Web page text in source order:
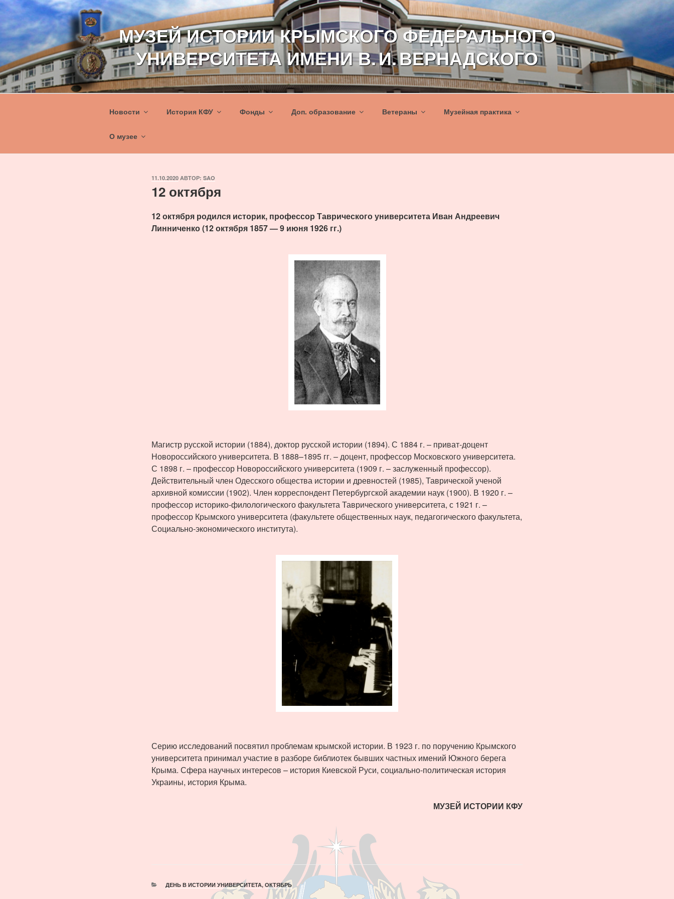
Перейти
содержимому
МУЗЕЙ ИСТОРИИ КРЫМСКОГО ФЕДЕРАЛЬНОГО
УНИВЕРСИТЕТА ИМЕНИ В. И. ВЕРНАДСКОГО
Новости История КФУ Фонды Доп. образование Ветераны Музейная практика
О музее
ОПУБЛИКОВАНО
11.10.2020 АВТОР: SAO
12 октября
12 октября родился историк, профессор Таврического университета Иван Андреевич
Линниченко (12 октября 1857 — 9 июня 1926 гг.)
Магистр русской истории (1884), доктор русской истории (1894). С 1884 г. – приват-доцент
Новороссийского университета. В 1888–1895 гг. – доцент, профессор Московского университета.
С 1898 г. – профессор Новороссийского университета (1909 г. – заслуженный профессор).
Действительный член Одесского общества истории и древностей (1985), Таврической ученой
архивной комиссии (1902). Член корреспондент Петербургской академии наук (1900). В 1920 г. –
профессор историко-филологического факультета Таврического университета, с 1921 г. –
профессор Крымского университета (факультете общественных наук, педагогического факультета,
Социально-экономического института).
Серию исследований посвятил проблемам крымской истории. В 1923 г. по поручению Крымского
университета принимал участие в разборе библиотек бывших частных имений Южного берега
Крыма. Сфера научных интересов – история Киевской Руси, социально-политическая история
Украины, история Крыма.
МУЗЕЙ ИСТОРИИ КФУ
РУБРИКИ
ДЕНЬ В ИСТОРИИ УНИВЕРСИТЕТА, ОКТЯБРЬ